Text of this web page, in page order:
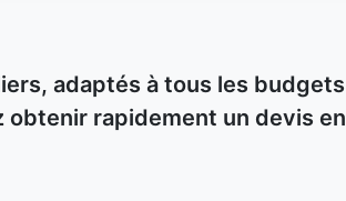
adaptés à tous les budgets
obtenir rapidement un devis en